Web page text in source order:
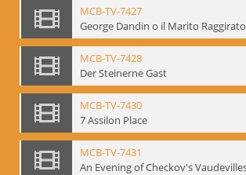
MCB-TV-7427
George Dandin o il Marito Raggirato
MCB-TV-7428
Der Steinerne Gast
MCB-TV-7430
7 Assilon Place
MCB-TV-7431